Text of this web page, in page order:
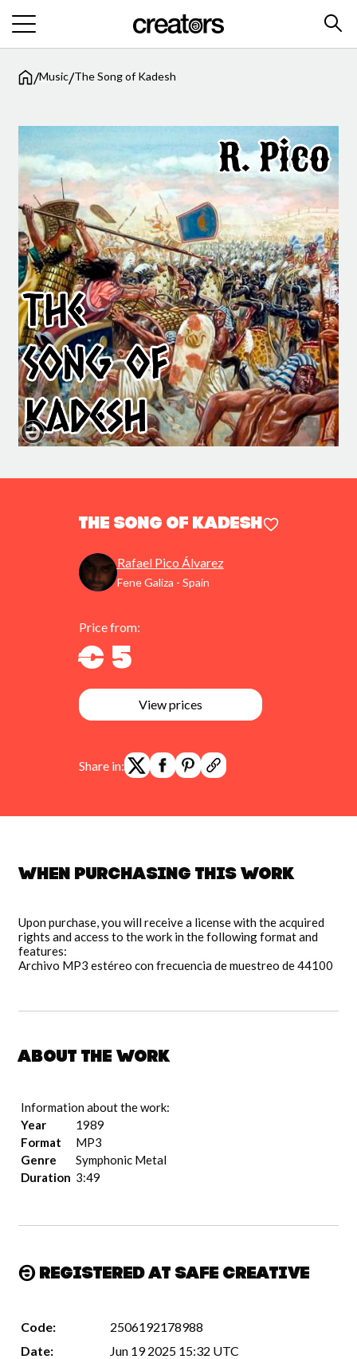
/Music/The Song of Kadesh
The Song of Kadesh
Rafael Pico Álvarez
Fene Galiza - Spain
Price from:
€ 5
View prices
Share in:
When purchasing this work
Upon purchase, you will receive a license with the acquired
rights and access to the work in the following format and
features:
Archivo MP3 estéreo con frecuencia de muestreo de 44100
About the work
Information about the work:
Year
1989
Format
MP3
Genre
Symphonic Metal
Duration 3:49
Registered at Safe Creative
Code:
2506192178988
Date:
Jun 19 2025 15:32 UTC